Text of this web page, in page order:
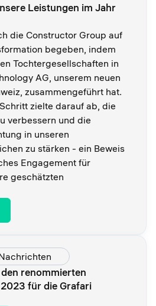
Leistungen im Jahr
die Constructor Group auf
begeben, indem
Tochtergesellschaften in
AG, unserem neuen
zusammengeführt hat.
zielte darauf ab, die
verbessern und die
in unseren
zu stärken - ein Beweis
Engagement für
geschätzten
renommierten
für die Grafari